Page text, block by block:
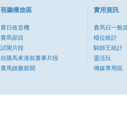
視聽播放區
賽日收音機
賽馬節目
試閘片段
自購馬來港前賽事片段
賽馬娛樂新聞
實用資訊
賽馬日一般
檔位統計
騎師王統計
靈活玩
傳媒專用區